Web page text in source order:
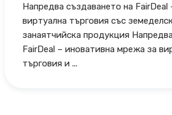
Напредва създаването на
виртуална търговия със
занаятчийска продукция
FairDeal – иновативна мрежа за
търговия и ...